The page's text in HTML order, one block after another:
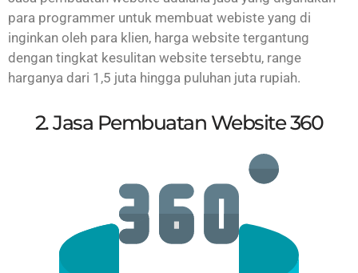
para programmer untuk membuat webiste yang di
inginkan oleh para klien, harga website tergantung
dengan tingkat kesulitan website tersebtu, range
harganya dari 1,5 juta hingga puluhan juta rupiah.
2. Jasa Pembuatan Website 360